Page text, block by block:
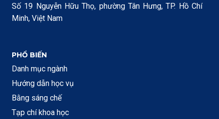
Số 19 Nguyễn Hữu Thọ, phường Tân Hưng, TP. Hồ Chí
Minh, Việt Nam
PHỔ BIẾN
Danh mục ngành
Hướng dẫn học vụ
Bằng sáng chế
Tạp chí khoa học